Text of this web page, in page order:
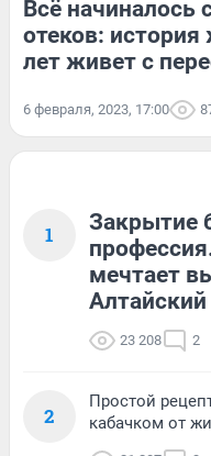
Всё начиналось
отеков:
лет живет с
6 февраля, 2023, 17:00
1
Закрытие
мечтает
23 208 2
2
Простой
кабачком от